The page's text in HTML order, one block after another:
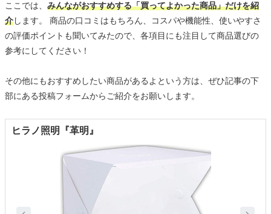
ここでは、 みんながおすすめする「買ってよかった商品」だけを紹
介します。 商品の口コミはもちろん、コスパや機能性、使いやすさ
の評価ポイントも聞いてみたので、各項目にも注目して商品選びの
参考にしてください！
その他にもおすすめしたい商品があるよという方は、ぜひ記事の下
部にある投稿フォームからご紹介をお願いします。
ヒラノ照明『革明』